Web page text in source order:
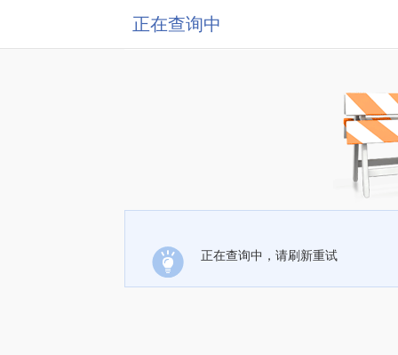
正在查询中
正在查询中，请刷新重试